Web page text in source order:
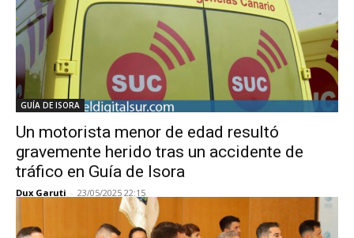
GUÍA DE ISORA
Un motorista menor de edad resultó
gravemente herido tras un accidente de
tráfico en Guía de Isora
Dux Garuti - 23/05/2025 22:15